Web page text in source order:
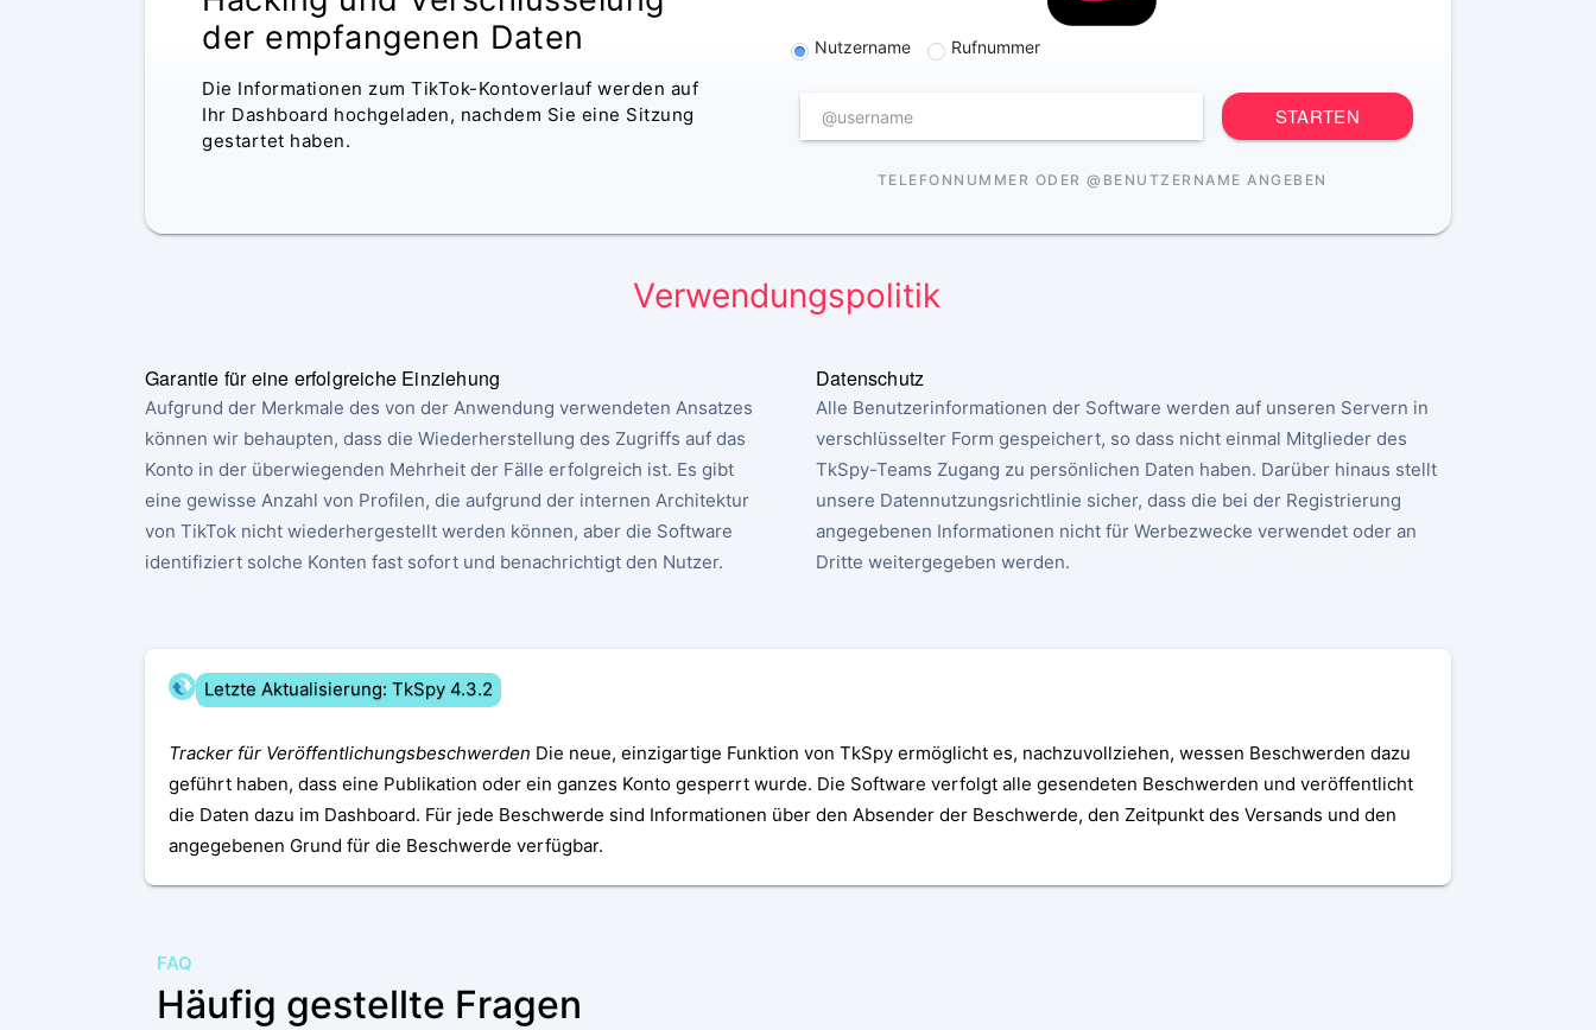
der empfangenen Daten
Die Informationen zum TikTok-Kontoverlauf werden auf
Ihr Dashboard hochgeladen, nachdem Sie eine Sitzung
gestartet haben.
Nutzername Rufnummer
STARTEN
TELEFONNUMMER ODER @BENUTZERNAME ANGEBEN
Verwendungspolitik
Garantie für eine erfolgreiche Einziehung
Aufgrund der Merkmale des von der Anwendung verwendeten Ansatzes
können wir behaupten, dass die Wiederherstellung des Zugriffs auf das
Konto in der überwiegenden Mehrheit der Fälle erfolgreich ist. Es gibt
eine gewisse Anzahl von Profilen, die aufgrund der internen Architektur
von TikTok nicht wiederhergestellt werden können, aber die Software
identifiziert solche Konten fast sofort und benachrichtigt den Nutzer.
Datenschutz
Alle Benutzerinformationen der Software werden auf unseren Servern in
verschlüsselter Form gespeichert, so dass nicht einmal Mitglieder des
TkSpy-Teams Zugang zu persönlichen Daten haben. Darüber hinaus stellt
unsere Datennutzungsrichtlinie sicher, dass die bei der Registrierung
angegebenen Informationen nicht für Werbezwecke verwendet oder an
Dritte weitergegeben werden.
Letzte Aktualisierung: TkSpy 4.3.2
Tracker für Veröffentlichungsbeschwerden Die neue, einzigartige Funktion von TkSpy ermöglicht es, nachzuvollziehen, wessen Beschwerden dazu
geführt haben, dass eine Publikation oder ein ganzes Konto gesperrt wurde. Die Software verfolgt alle gesendeten Beschwerden und veröffentlicht
die Daten dazu im Dashboard. Für jede Beschwerde sind Informationen über den Absender der Beschwerde, den Zeitpunkt des Versands und den
angegebenen Grund für die Beschwerde verfügbar.
FAQ
Häufig gestellte Fragen